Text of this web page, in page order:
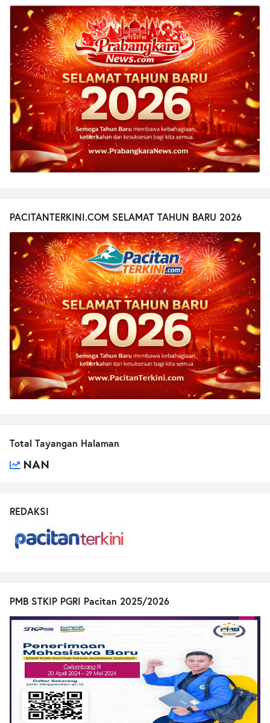
PACITANTERKINI.COM SELAMAT TAHUN BARU 2026
Total Tayangan Halaman
NAN
REDAKSI
PMB STKIP PGRI Pacitan 2025/2026